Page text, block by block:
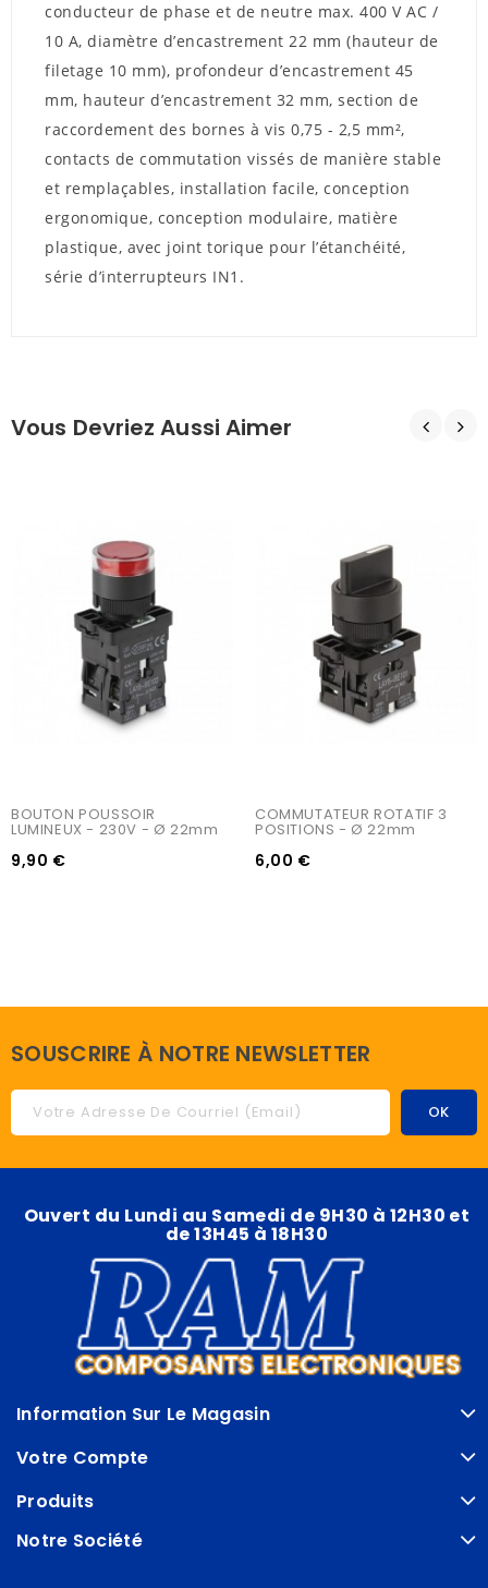
conducteur de phase et de neutre max. 400 V AC /
10 A, diamètre d’encastrement 22 mm (hauteur de
filetage 10 mm), profondeur d’encastrement 45
mm, hauteur d’encastrement 32 mm, section de
raccordement des bornes à vis 0,75 - 2,5 mm²,
contacts de commutation vissés de manière stable
et remplaçables, installation facile, conception
ergonomique, conception modulaire, matière
plastique, avec joint torique pour l’étanchéité,
série d’interrupteurs IN1.
Vous Devriez Aussi Aimer
BOUTON POUSSOIR
LUMINEUX - 230V - Ø 22mm
9,90 €
COMMUTATEUR ROTATIF 3
POSITIONS - Ø 22mm
6,00 €
SOUSCRIRE À NOTRE NEWSLETTER
Ouvert du Lundi au Samedi de 9H30 à 12H30 et
de 13H45 à 18H30
Information Sur Le Magasin
Votre Compte
Produits
Notre Société